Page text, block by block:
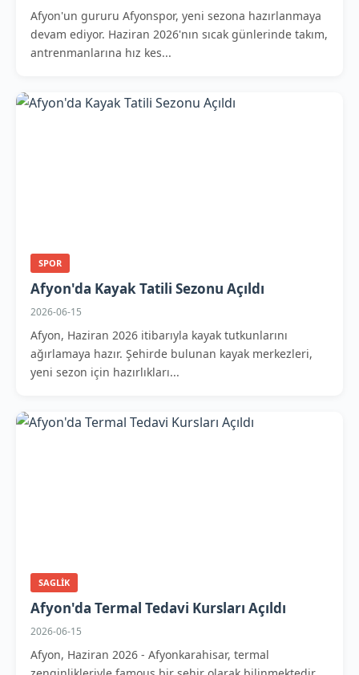
Afyon'un gururu Afyonspor, yeni sezona hazırlanmaya
devam ediyor. Haziran 2026'nın sıcak günlerinde takım,
antrenmanlarına hız kes...
SPOR
Afyon'da Kayak Tatili Sezonu Açıldı
2026-06-15
Afyon, Haziran 2026 itibarıyla kayak tutkunlarını
ağırlamaya hazır. Şehirde bulunan kayak merkezleri,
yeni sezon için hazırlıkları...
SAGLIK
Afyon'da Termal Tedavi Kursları Açıldı
2026-06-15
Afyon, Haziran 2026 - Afyonkarahisar, termal